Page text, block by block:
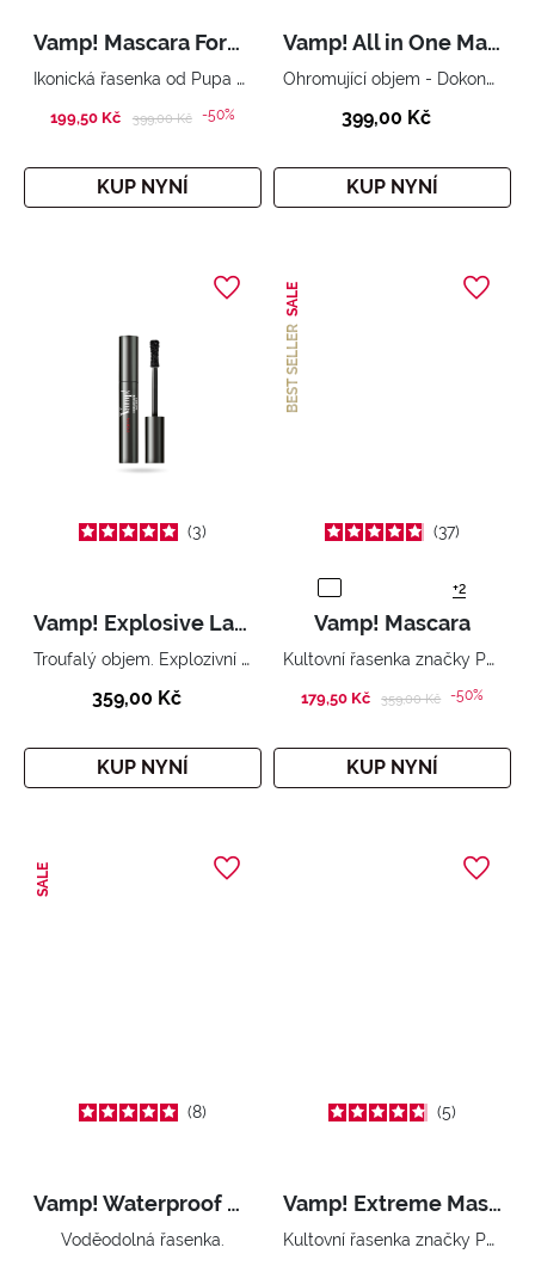
Vamp! Mascara Forever
Ikonická řasenka od Pupa ve verzi Forever. Neskutečný objem. Bezkonkurenční výdrž. Dokonalé řasy, vždy.
199,50 Kč Price reduced from
399,00 Kčto-50%
KUP NYNÍ
Vamp! All in One Mascara
Ohromující objem - Dokonalé natočení - Neskutečná délka. S posilujícím účinkem.
399,00 Kč
KUP NYNÍ
3
Vamp! Explosive Lashes Mascara
Troufalý objem. Explozivní řasy.
359,00 Kč
KUP NYNÍ
BEST SELLER
SALE
37
+2
Vamp! Mascara
Kultovní řasenka značky Pupa. Úžasně atraktivní řasy s obrovským objemem. Bestseller parfumerií.
179,50 Kč Price reduced from
359,00 Kčto-50%
KUP NYNÍ
SALE
8
Vamp! Waterproof Mascara
Voděodolná řasenka.
5
Vamp! Extreme Mascara
Kultovní řasenka značky Pupa v extrémní verzi. Okamžitý extrémní objem. Efekt velkoleposti.